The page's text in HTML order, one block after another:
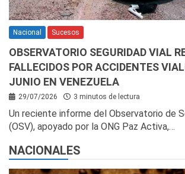
Nacional Sucesos
OBSERVATORIO SEGURIDAD VIAL
FALLECIDOS POR ACCIDENTES
JUNIO EN VENEZUELA
29/07/2026 3 minutos de lectura
Un reciente informe del Observatorio de
(OSV), apoyado por la ONG Paz Activa,…
NACIONALES